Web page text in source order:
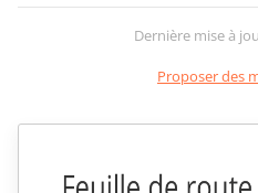
Dernière mise à
Proposer des